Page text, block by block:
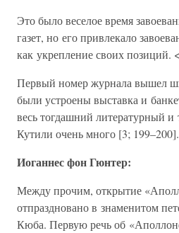
Это было веселое время
газет, но его привлекало
как укрепление своих позиций.
Первый номер журнала вышел
были устроены выставка и
весь тогдашний литературный и
Кутили очень много [3; 199–200].
Иоганнес фон Гюнтер:
Между прочим, открытие
отпраздновано в знаменитом
Кюба. Первую речь об